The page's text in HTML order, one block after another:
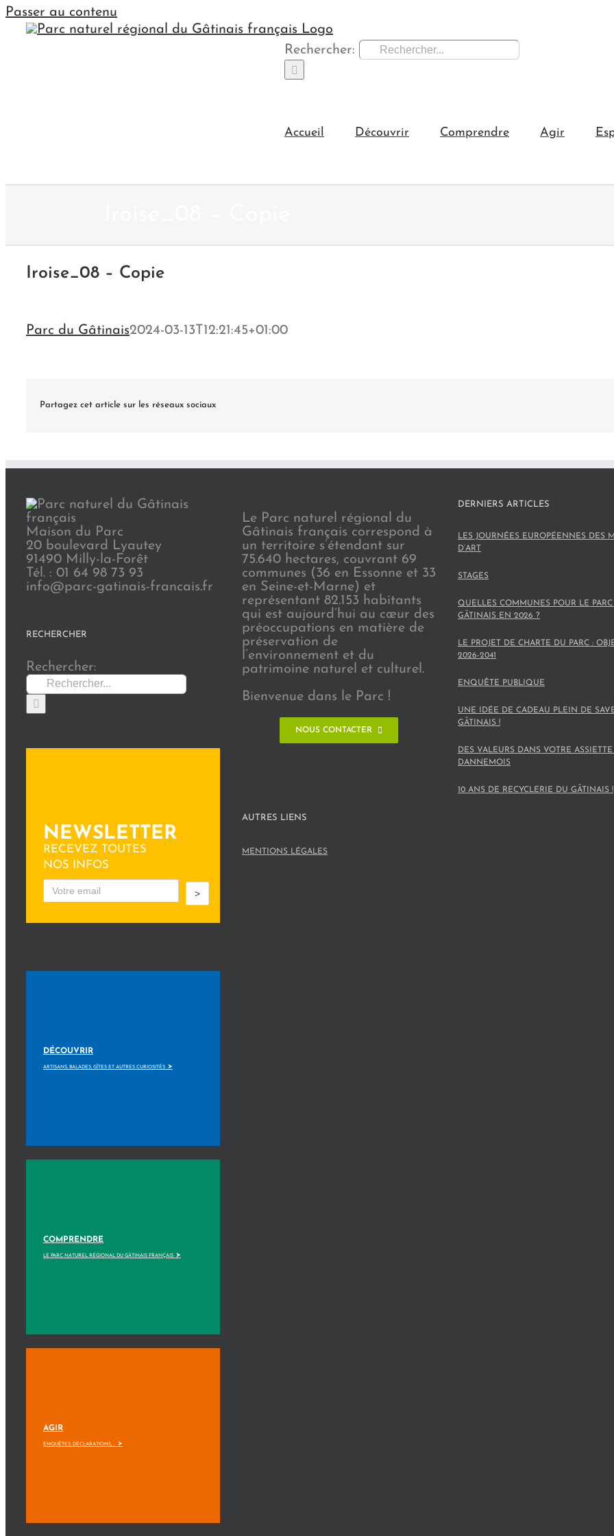
Passer au contenu
Rechercher:
Accueil Découvrir Comprendre Agir
Iroise_08 – Copie
Parc du Gâtinais2024-03-13T12:21:45+01:00
Partagez cet article sur les réseaux sociaux
Maison du Parc
20 boulevard Lyautey
91490 Milly-la-Forêt
Tél. : 01 64 98 73 93
info@parc-gatinais-francais.fr
RECHERCHER
Rechercher:
NEWSLETTER
RECEVEZ TOUTES
NOS INFOS
>
DÉCOUVRIR
ARTISANS, BALADES, GÎTES ET AUTRES CURIOSITÉS >
COMPRENDRE
LE PARC NATUREL RÉGIONAL DU GÂTINAIS FRANÇAIS >
AGIR
ENQUÊTES, DÉCLARATIONS, ... >
Le Parc naturel régional du
Gâtinais français correspond à
un territoire s’étendant sur
75.640 hectares, couvrant 69
communes (36 en Essonne et 33
en Seine-et-Marne) et
représentant 82.153 habitants
qui est aujourd’hui au cœur des
préoccupations en matière de
préservation de
l’environnement et du
patrimoine naturel et culturel.
Bienvenue dans le Parc !
NOUS CONTACTER
DERNIERS ARTICLES
LES JOURNÉES EUROPÉENNES DES
D’ART
STAGES
QUELLES COMMUNES POUR LE PARC
GÂTINAIS EN 2026 ?
LE PROJET DE CHARTE DU PARC :
2026-2041
ENQUÊTE PUBLIQUE
UNE IDÉE DE CADEAU PLEIN DE
GÂTINAIS !
DES VALEURS DANS VOTRE
DANNEMOIS
10 ANS DE RECYCLERIE DU GÂTINAIS !
AUTRES LIENS
MENTIONS LÉGALES